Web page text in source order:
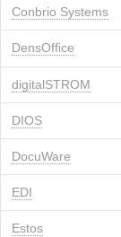
Conbrio Systems
DensOffice
digitalSTROM
DIOS
DocuWare
EDI
Estos